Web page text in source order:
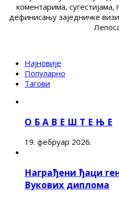
коментарима,
дефинисању заједничке
Најновије
Популарно
Тагови
О Б А В Е Ш Т Е Њ Е
19. фебруар 2026.
Награђени ђаци
Вукових диплома